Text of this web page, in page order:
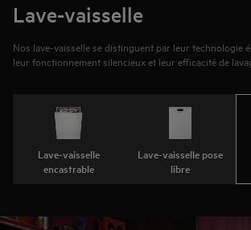
Lave-vaisselle
Nos lave-vaisselle se distinguent par leur technologie
leur fonctionnement silencieux et leur efficacité de
qui répond à votre foyer et à vos besoins.
Lave-vaisselle
encastrable
Lave-vaisselle pose
libre